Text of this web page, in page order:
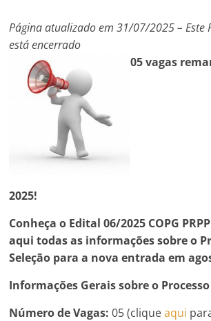
Página atualizado em 31/07/2025 – Este
está encerrado
05 vagas
2025!
Conheça o Edital 06/2025 COPG
aqui todas as informações sobre o
Seleção para a nova entrada em
Informações Gerais sobre o
Número de Vagas: 05 (cliqueaqui